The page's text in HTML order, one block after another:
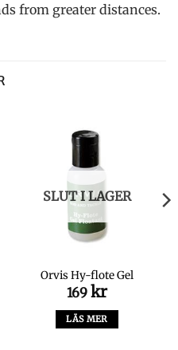
from greater distances.
SLUT I LAGER
Orvis Hy-flote Gel
169 kr
LÄS MER